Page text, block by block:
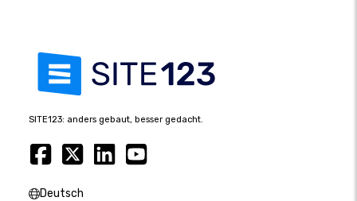
SITE123: anders gebaut, besser gedacht.
Deutsch